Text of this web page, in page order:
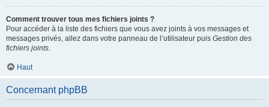
Comment trouver tous mes fichiers joints ?
Pour accéder à la liste des fichiers que vous avez joints à vos messages et
messages privés, allez dans votre panneau de l’utilisateur puis Gestion des
fichiers joints.
Haut
Concernant phpBB